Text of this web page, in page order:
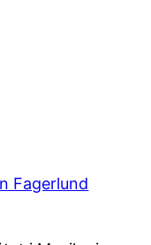
Fagerlund